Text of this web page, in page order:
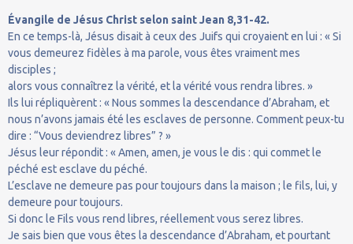
Évangile de Jésus Christ selon saint Jean 8,31-42.
En ce temps-là, Jésus disait à ceux des Juifs qui croyaient en lui : « Si
vous demeurez fidèles à ma parole, vous êtes vraiment mes
disciples ;
alors vous connaîtrez la vérité, et la vérité vous rendra libres. »
Ils lui répliquèrent : « Nous sommes la descendance d’Abraham, et
nous n’avons jamais été les esclaves de personne. Comment peux-tu
dire : “Vous deviendrez libres” ? »
Jésus leur répondit : « Amen, amen, je vous le dis : qui commet le
péché est esclave du péché.
L’esclave ne demeure pas pour toujours dans la maison ; le fils, lui, y
demeure pour toujours.
Si donc le Fils vous rend libres, réellement vous serez libres.
Je sais bien que vous êtes la descendance d’Abraham, et pourtant